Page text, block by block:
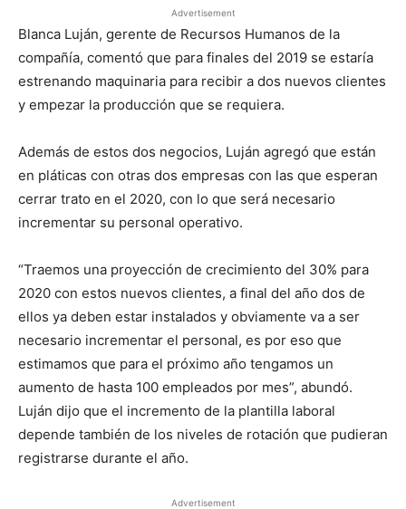
Advertisement
Blanca Luján, gerente de Recursos Humanos de la
compañía, comentó que para finales del 2019 se estaría
estrenando maquinaria para recibir a dos nuevos clientes
y empezar la producción que se requiera.
Además de estos dos negocios, Luján agregó que están
en pláticas con otras dos empresas con las que esperan
cerrar trato en el 2020, con lo que será necesario
incrementar su personal operativo.
“Traemos una proyección de crecimiento del 30% para
2020 con estos nuevos clientes, a final del año dos de
ellos ya deben estar instalados y obviamente va a ser
necesario incrementar el personal, es por eso que
estimamos que para el próximo año tengamos un
aumento de hasta 100 empleados por mes”, abundó.
Luján dijo que el incremento de la plantilla laboral
depende también de los niveles de rotación que pudieran
registrarse durante el año.
Advertisement